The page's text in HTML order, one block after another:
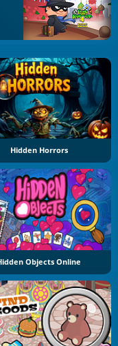
Hidden Horrors
Objects Online